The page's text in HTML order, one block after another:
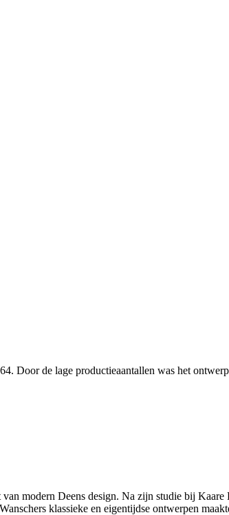
Door de lage productieaantallen was het
modern Deens design. Na zijn studie bij
klassieke en eigentijdse ontwerpen